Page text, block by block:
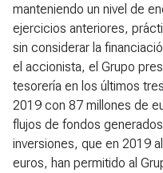
manteniendo un nivel de
ejercicios anteriores,
sin considerar la
el accionista, el Grupo
tesorería en los últimos
2019 con 87 millones de
flujos de fondos
inversiones, que en 2019
euros, han permitido al